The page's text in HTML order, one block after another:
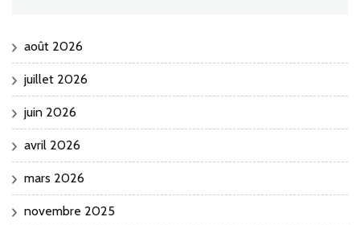
août 2026
juillet 2026
juin 2026
avril 2026
mars 2026
novembre 2025